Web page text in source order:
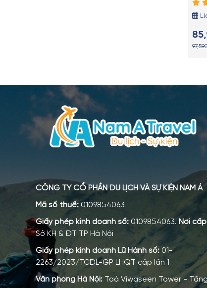
CÔNG TY CỔ PHẦN DU LỊCH VÀ SỰ KIỆN NAM Á
Mã số thuế: 0109854063
Giấy phép kinh doanh số: 0109854063. Nơi
Sở KH & ĐT TP Hà Nội
Giấy phép kinh doanh Lữ Hành số: 01-
2263/2023/TCDL-GP LHQT cấp lần 1
Văn phòng Hà Nội: Toà Viwaseen Tower -